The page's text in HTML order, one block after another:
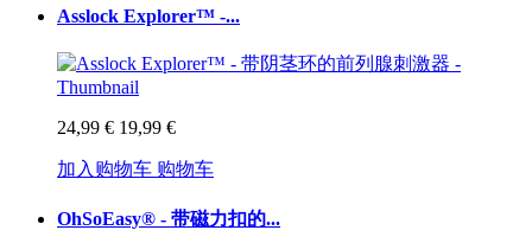
Asslock Explorer™ -...
24,99 € 19,99 €
加入购物车 购物车
OhSoEasy® - 带磁力扣的...